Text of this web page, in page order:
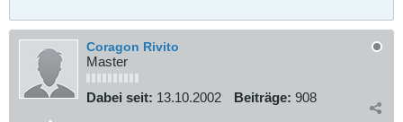
Coragon Rivito
Master
Dabei seit: 13.10.2002 Beiträge: 908